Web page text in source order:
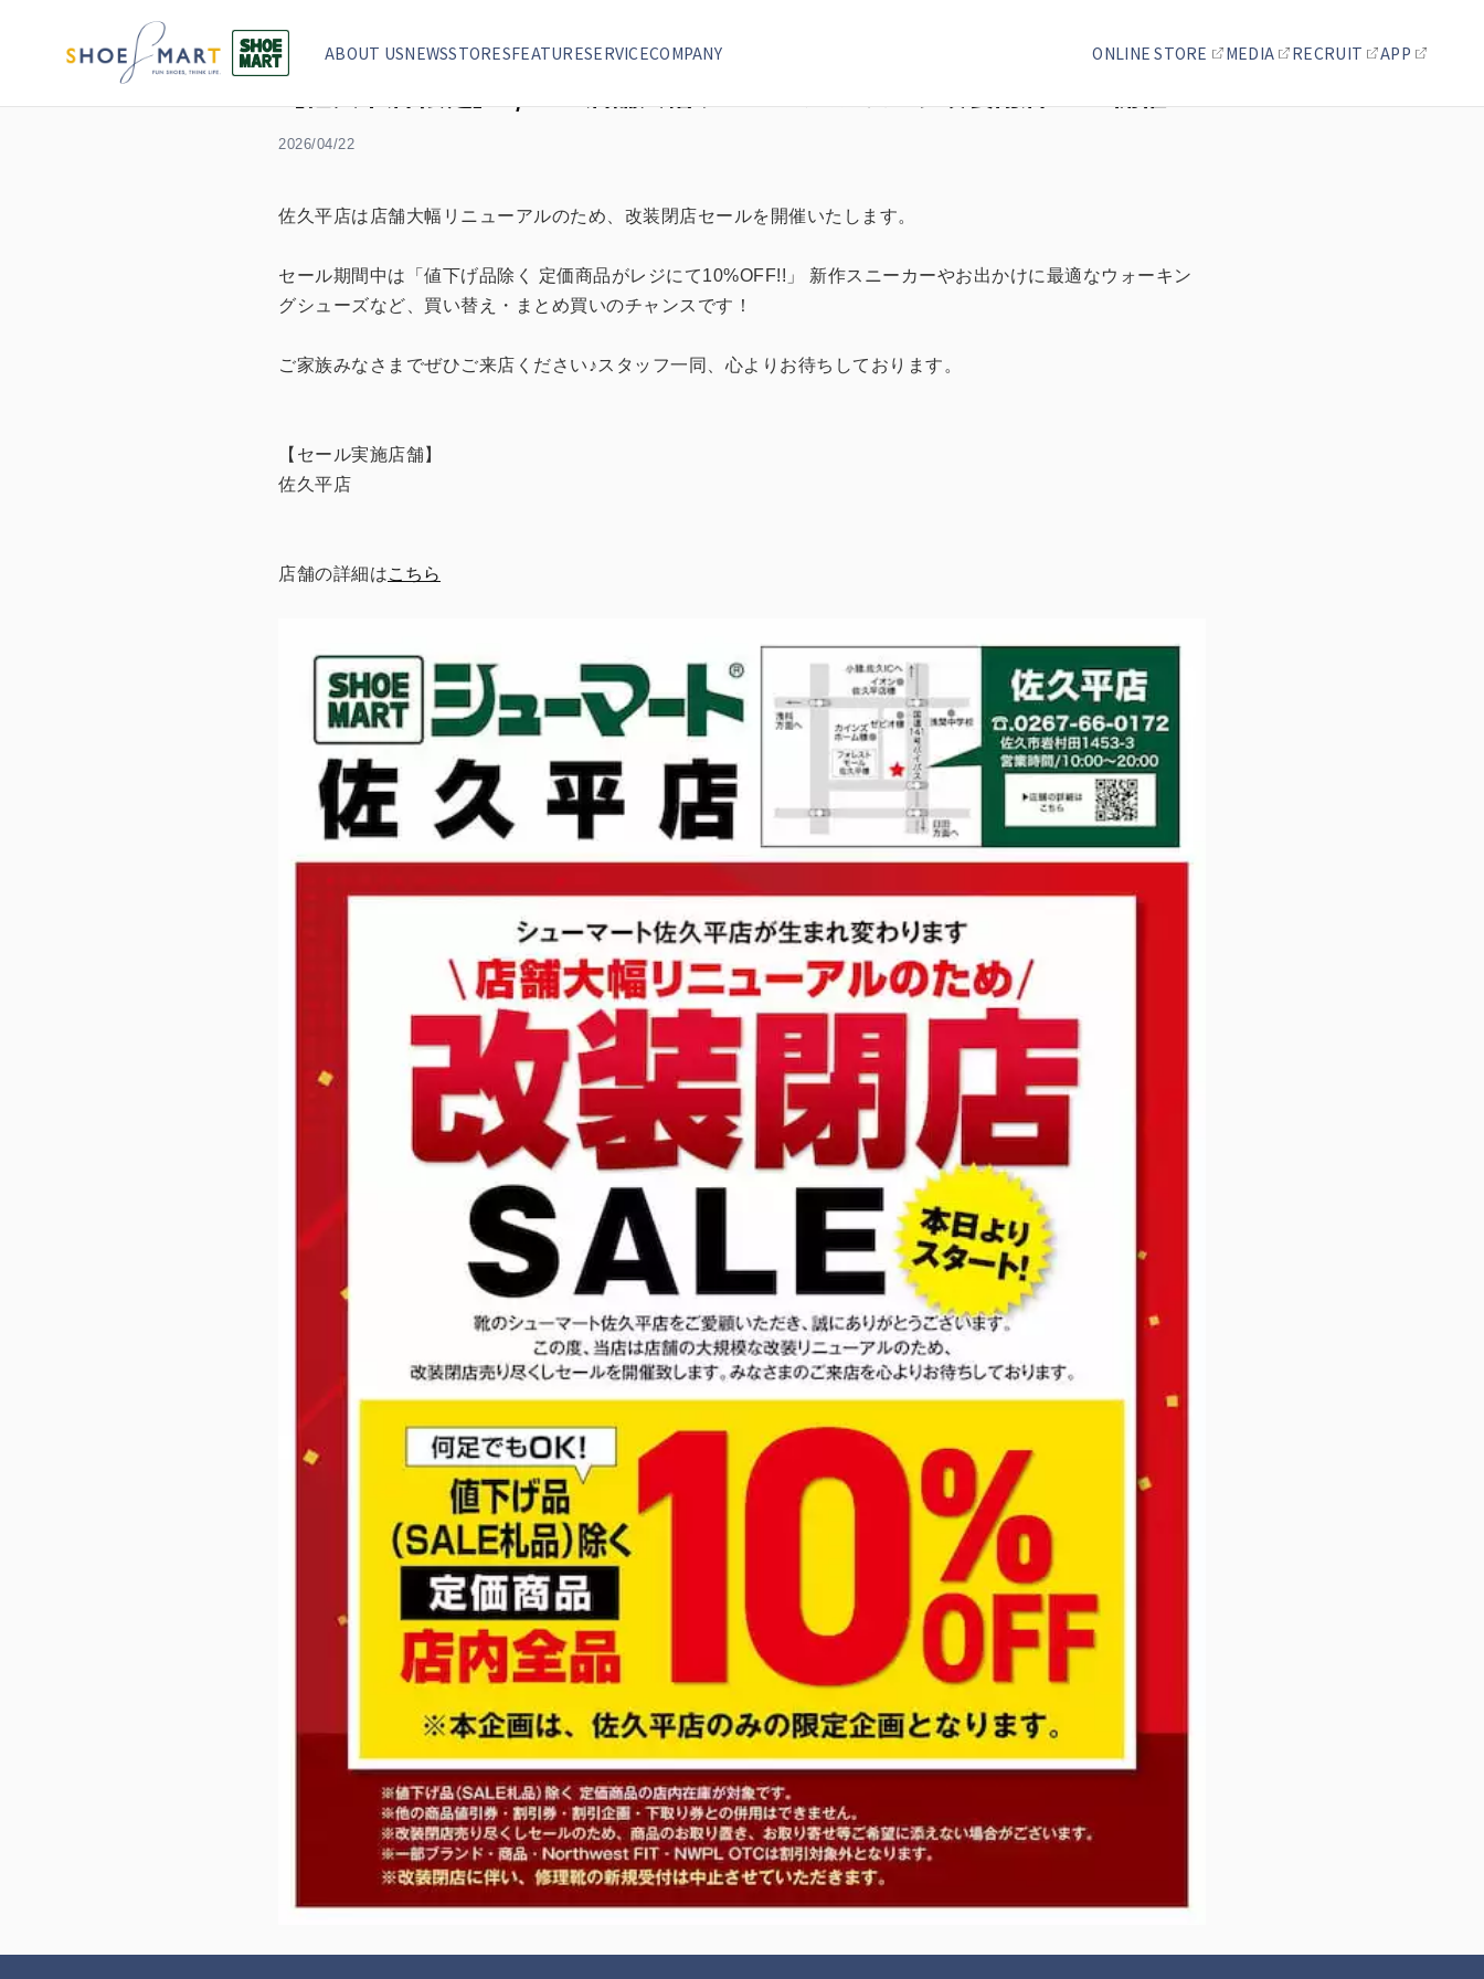
ABOUT USNEWSSTORESFEATURESERVICECOMPANY ONLINE STORE MEDIA RECRUIT APP
TOP
2026/04/22
佐久平店は店舗大幅リニューアルのため、改装閉店セールを開催いたします。
セール期間中は「値下げ品除く 定価商品がレジにて10%OFF!!」 新作スニーカーやお出かけに最適なウォーキン
グシューズなど、買い替え・まとめ買いのチャンスです！
ご家族みなさまでぜひご来店ください♪スタッフ一同、心よりお待ちしております。
【セール実施店舗】
佐久平店
店舗の詳細はこちら